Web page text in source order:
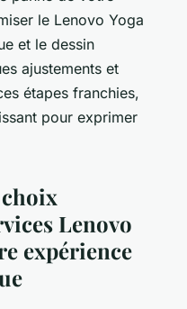
le Lenovo Yoga
et le dessin
ajustements et
étapes franchies,
pour exprimer
Lenovo
expérience